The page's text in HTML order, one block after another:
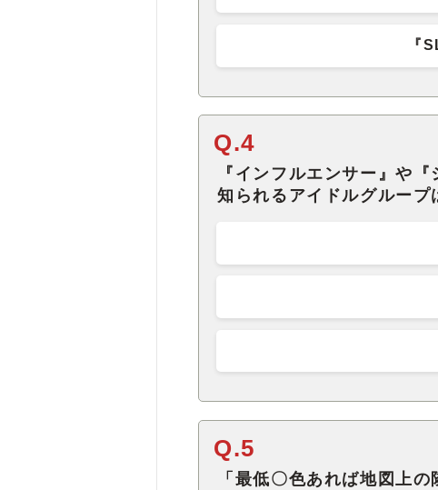
『
Q.4
『インフルエンサー』や
知られるアイドルグループ
Q.5
「最低〇色あれば地図上